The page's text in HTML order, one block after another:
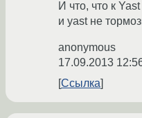
И что, что к
и yast не
anonymous
17.09.2013
Ссылка